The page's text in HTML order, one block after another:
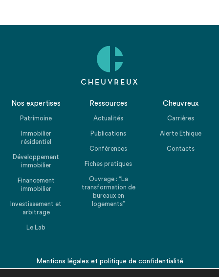
Nos expertises
Patrimoine
Immobilier
résidentiel
Développement
immobilier
Financement
immobilier
Investissement et
arbitrage
Le Lab
Ressources
Actualités
Publications
Conférences
Fiches pratiques
Ouvrage : “La
transformation de
bureaux en
logements”
Cheuvreux
Carrières
Alerte Ethique
Contacts
Mentions légales et politique de confidentialité